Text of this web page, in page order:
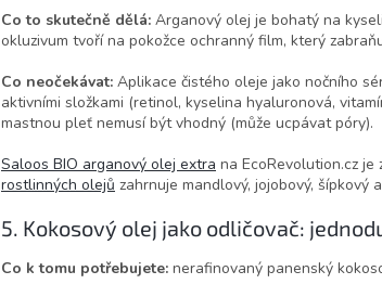
Co to skutečně dělá: Arganový olej je bohatý na
okluzivum tvoří na pokožce ochranný film, který
Co neočekávat: Aplikace čistého oleje jako nočního
aktivními složkami (retinol, kyselina hyaluronová,
mastnou pleť nemusí být vhodný (může ucpávat póry).
Saloos BIO arganový olej extra na EcoRevolution.cz
rostlinných olejů zahrnuje mandlový, jojobový, šípkový
5. Kokosový olej jako odličovač:
Co k tomu potřebujete: nerafinovaný panenský